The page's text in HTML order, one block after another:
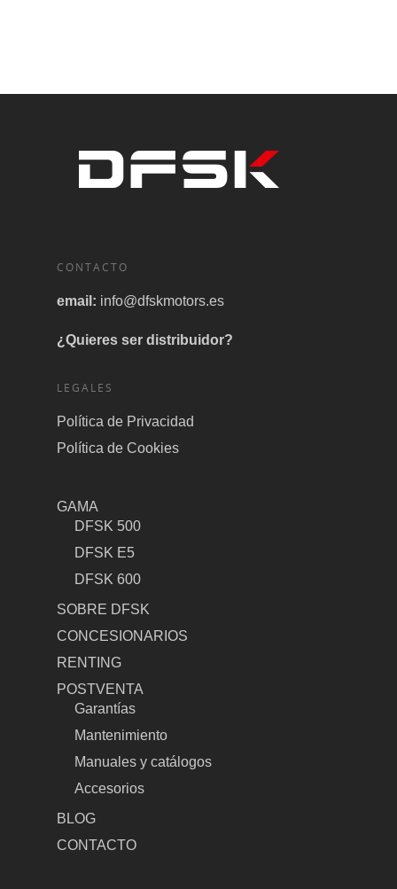
CONTACTO
email: info@dfskmotors.es
¿Quieres ser distribuidor?
LEGALES
Política de Privacidad
Política de Cookies
GAMA
DFSK 500
DFSK E5
DFSK 600
SOBRE DFSK
CONCESIONARIOS
RENTING
POSTVENTA
Garantías
Mantenimiento
Manuales y catálogos
Accesorios
BLOG
CONTACTO